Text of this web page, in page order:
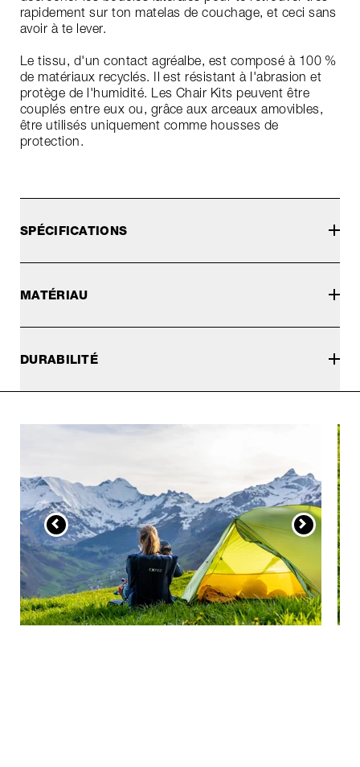
rapidement sur ton matelas de couchage, et ceci sans
avoir à te lever.
Le tissu, d'un contact agréalbe, est composé à 100 %
de matériaux recyclés. Il est résistant à l'abrasion et
protège de l'humidité. Les Chair Kits peuvent être
couplés entre eux ou, grâce aux arceaux amovibles,
être utilisés uniquement comme housses de
protection.
SPÉCIFICATIONS
MATÉRIAU
DURABILITÉ